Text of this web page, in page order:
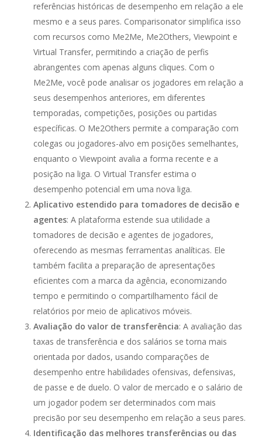
referências históricas de desempenho em relação a ele
mesmo e a seus pares. Comparisonator simplifica isso
com recursos como Me2Me, Me2Others, Viewpoint e
Virtual Transfer, permitindo a criação de perfis
abrangentes com apenas alguns cliques. Com o
Me2Me, você pode analisar os jogadores em relação a
seus desempenhos anteriores, em diferentes
temporadas, competições, posições ou partidas
específicas. O Me2Others permite a comparação com
colegas ou jogadores-alvo em posições semelhantes,
enquanto o Viewpoint avalia a forma recente e a
posição na liga. O Virtual Transfer estima o
desempenho potencial em uma nova liga.
Aplicativo estendido para tomadores de decisão e
agentes: A plataforma estende sua utilidade a
tomadores de decisão e agentes de jogadores,
oferecendo as mesmas ferramentas analíticas. Ele
também facilita a preparação de apresentações
eficientes com a marca da agência, economizando
tempo e permitindo o compartilhamento fácil de
relatórios por meio de aplicativos móveis.
Avaliação do valor de transferência: A avaliação das
taxas de transferência e dos salários se torna mais
orientada por dados, usando comparações de
desempenho entre habilidades ofensivas, defensivas,
de passe e de duelo. O valor de mercado e o salário de
um jogador podem ser determinados com mais
precisão por seu desempenho em relação a seus pares.
Identificação das melhores transferências ou das